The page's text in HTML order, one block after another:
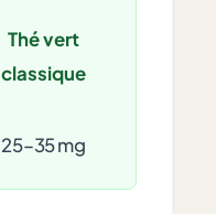
Thé vert
classique
25–35 mg